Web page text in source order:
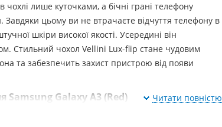
чохлі лише куточками, а бічні грані телефону
цьому ви не втрачаєте відчуття телефону в
шкіри високої якості. Усередині він
Стильний чохол Vellini Lux-flip стане чудовим
та забезпечить захист пристрою від появи
Galaxy A3 (Red) Читати повністю